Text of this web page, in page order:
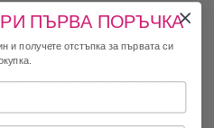
го прави лек и удобен за
закопчан, така и
който се съчетава
ПЪРВА ПОРЪЧКА
и получете отстъпка за първата си